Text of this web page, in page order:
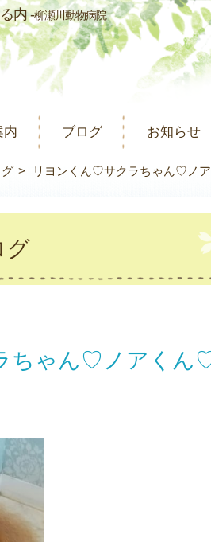
内 -柳瀬川動物病院
内 ブログ お知らせ
リヨンくん♡サクラちゃん♡ノ
グ
ちゃん♡ノアくん